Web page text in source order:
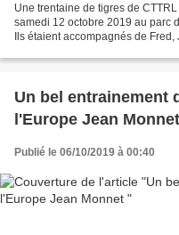
Une trentaine de tigres de
samedi 12 octobre 2019 au parc
Ils étaient accompagnés de
Un bel entrainement
l'Europe Jean Monnet
Publié le 06/10/2019 à 00:40